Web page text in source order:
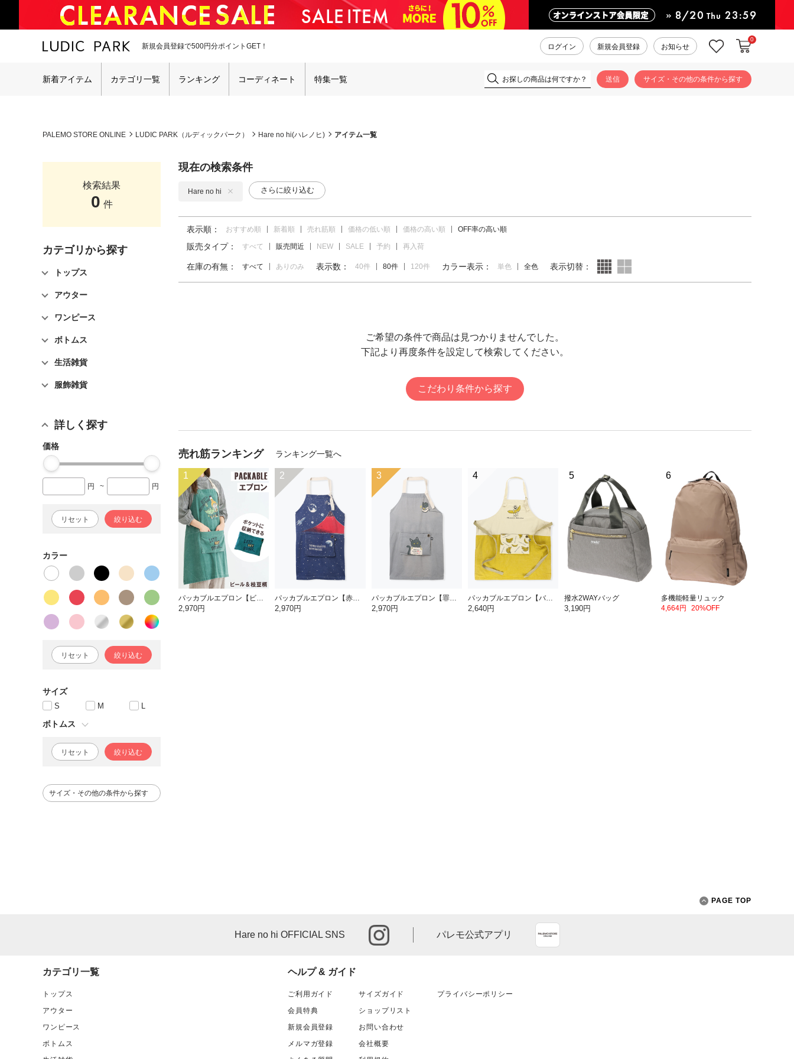
新規会員登録で500円分ポイントGET！ ログイン 新規会員登録 お知らせ お気に入りカートに入
0
新着アイテム カテゴリ一覧 ランキング コーディネート 特集一覧 サイズ・その他の条件から探す
PALEMO STORE ONLINE LUDIC PARK（ルディックパーク） Hare no hi(ハレノヒ) アイテム一覧
検索結果
0 件
カテゴリから探す
トップス
アウター
ワンピース
ボトムス
生活雑貨
服飾雑貨
詳しく探す
価格
円 ~ 円
リセット 絞り込む
カラー
リセット 絞り込む
サイズ
S M L
ボトムス
リセット 絞り込む
サイズ・その他の条件から探す
現在の検索条件
Hare no hi さらに絞り込む
表示順： おすすめ順 新着順 売れ筋順 価格の低い順 価格の高い順 OFF率の高い順
販売タイプ： すべて 販売間近 NEW SALE 予約 再入荷
在庫の有無： すべて ありのみ 表示数： 40件 80件 120件 カラー表示： 単色 全色 表示切替：
ご希望の条件で商品は見つかりませんでした。
下記より再度条件を設定して検索してください。
こだわり条件から探す
売れ筋ランキング ランキング一覧へ
1
パッカブルエプロン【ビール＆枝豆】
2,970円
2
パッカブルエプロン【赤富士】
2,970円
3
パッカブルエプロン【罪深ネコ】
2,970円
4
パッカブルエプロン【バナナ】
2,640円
5
撥水2WAYバッグ
3,190円
6
多機能軽量リュック
4,664円
20%OFF
PAGE TOP
Hare no hi OFFICIAL SNS
instagram
パレモ公式アプリ
カテゴリ一覧
トップス
アウター
ワンピース
ボトムス
ヘルプ & ガイド
ご利用ガイド
会員特典
新規会員登録
メルマガ登録
サイズガイド
ショップリスト
お問い合わせ
会社概要
プライバシーポリシー